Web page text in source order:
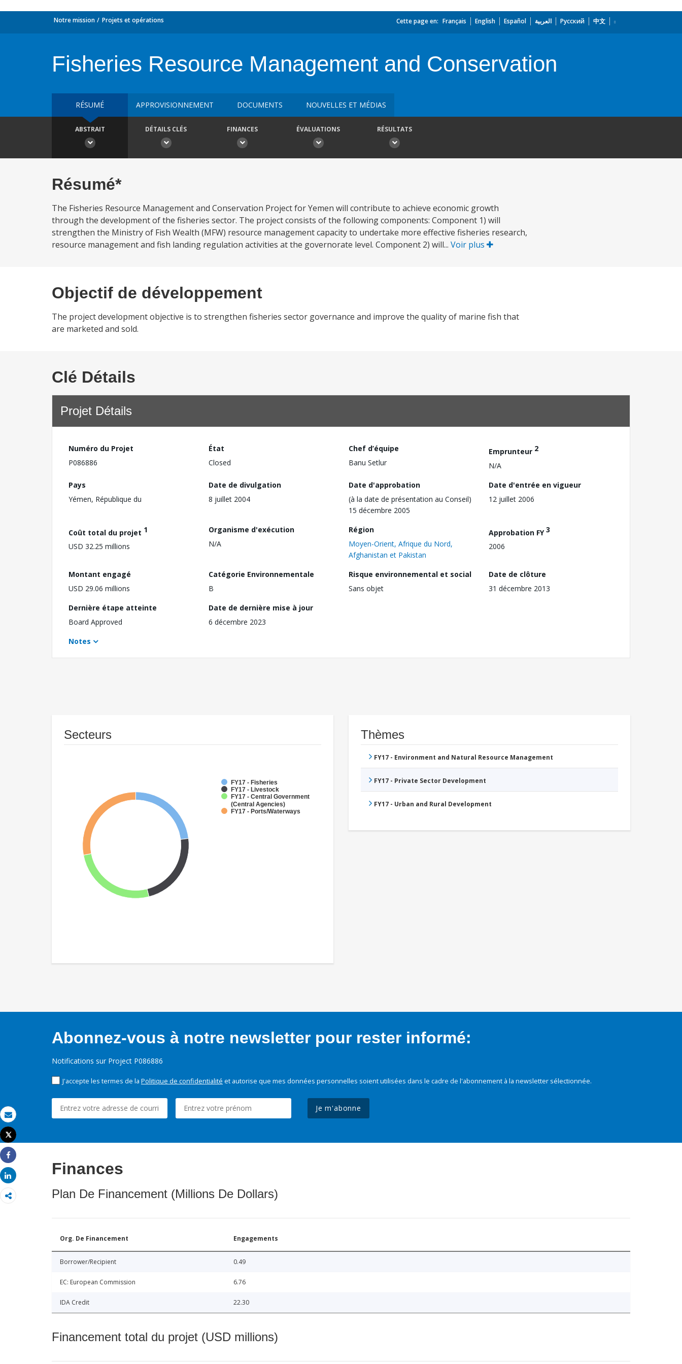
Email
Imprimer
Tweet
Share
Share
Notre mission Projets et opérations Cette page en: Français English Español العربية Русский 中文
Fisheries Resource Management and Conservation
RÉSUMÉ APPROVISIONNEMENT DOCUMENTS NOUVELLES ET MÉDIAS
ABSTRAIT DÉTAILS CLÉS FINANCES ÉVALUATIONS RÉSULTATS
Résumé*
The Fisheries Resource Management and Conservation Project for Yemen will contribute to achieve economic growth
through the development of the fisheries sector. The project consists of the following components: Component 1) will
strengthen the Ministry of Fish Wealth (MFW) resource management capacity to undertake more effective fisheries research,
resource management and fish landing regulation activities at the governorate level. Component 2) will... Voir plus
Objectif de développement
The project development objective is to strengthen fisheries sector governance and improve the quality of marine fish that
are marketed and sold.
Clé Détails
Projet Détails
Numéro du Projet
P086886
État
Closed
Chef d’équipe
Banu Setlur
Emprunteur 2
N/A
Pays
Yémen, République du
Date de divulgation
8 juillet 2004
Date d'approbation
(à la date de présentation au Conseil)
15 décembre 2005
Date d'entrée en vigueur
12 juillet 2006
Coût total du projet 1
USD 32.25 millions
Organisme d'exécution
N/A
Région
Moyen-Orient, Afrique du Nord,
Afghanistan et Pakistan
Approbation FY3
2006
Montant engagé
USD 29.06 millions
Catégorie Environnementale
B
Risque environnemental et social
Sans objet
Date de clôture
31 décembre 2013
Dernière étape atteinte
Board Approved
Date de dernière mise à jour
6 décembre 2023
Notes
Secteurs
FY17 - Fisheries
FY17 - Livestock
FY17 - Central Government
(Central Agencies)
FY17 - Ports/Waterways
Thèmes
FY17 - Environment and Natural Resource Management
FY17 - Private Sector Development
FY17 - Urban and Rural Development
Abonnez-vous à notre newsletter pour rester informé:
Notifications sur Project P086886
J'accepte les termes de la Politique de confidentialité et autorise que mes données personnelles soient utilisées dans le cadre de l'abonnement à la newsletter sélectionnée.
Je m'abonne
Finances
Plan De Financement (Millions De Dollars)
Org. De Financement Engagements
Borrower/Recipient 0.49
EC: European Commission 6.76
IDA Credit 22.30
Financement total du projet (USD millions)